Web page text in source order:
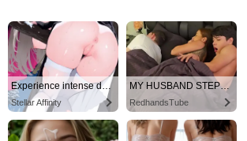
Experience intense desire for girls anytime, anywhere.
Stellar Affinity
MY HUSBAND STEPSON MISTAKENLY GIVES ME IN THE ASS
RedhandsTube